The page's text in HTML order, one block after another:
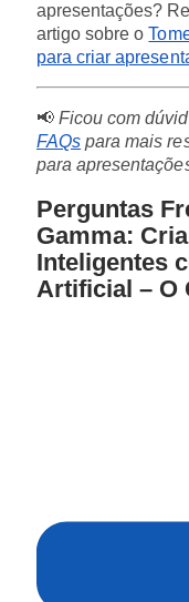
apresentações?
artigo sobre o
para criar
📢Ficou com
FAQs para mais
para
Perguntas
Gamma:
Inteligentes
Artificial – O